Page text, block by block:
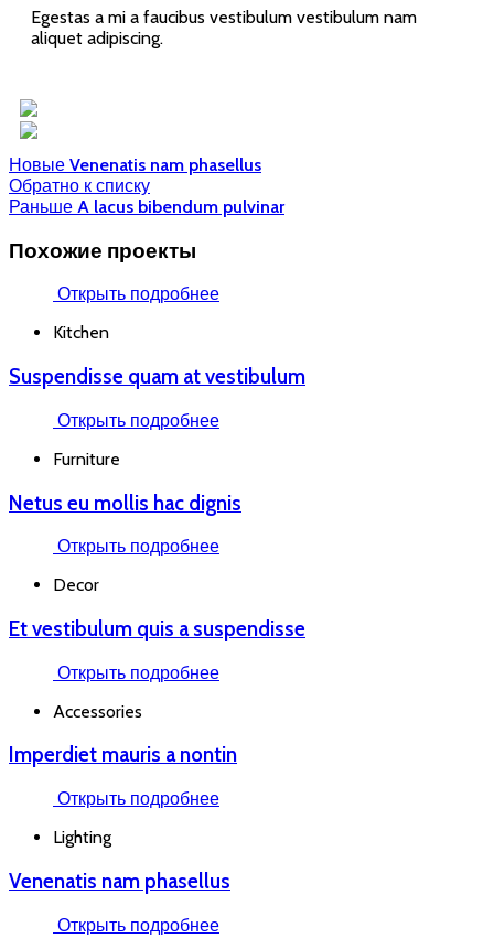
Egestas a mi a faucibus vestibulum vestibulum nam
aliquet adipiscing.
Новые Venenatis nam phasellus
Обратно к списку
Раньше A lacus bibendum pulvinar
Похожие проекты
Открыть подробнее
Kitchen
Suspendisse quam at vestibulum
Открыть подробнее
Furniture
Netus eu mollis hac dignis
Открыть подробнее
Decor
Et vestibulum quis a suspendisse
Открыть подробнее
Accessories
Imperdiet mauris a nontin
Открыть подробнее
Lighting
Venenatis nam phasellus
Открыть подробнее